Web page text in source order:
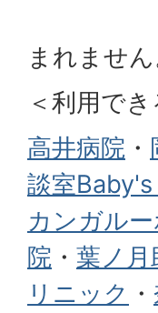
（注）
まれません
＜利用で
高井病院 ・
談室
カンガル
院 ・ 葉ノ月
リニック ・